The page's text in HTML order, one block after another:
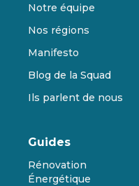
Notre équipe
Nos régions
Manifesto
Blog de la Squad
Ils parlent de nous
Guides
Rénovation
Énergétique